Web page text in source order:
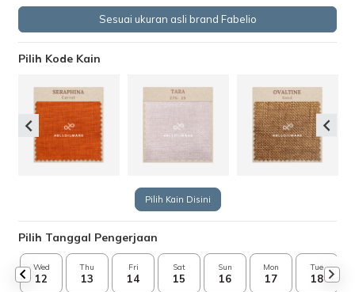
Sesuai ukuran asli brand Fabelio
Pilih Kode Kain
Pilih Kain Disini
Pilih Tanggal Pengerjaan
Wed
12
Thu
13
Fri
14
Sat
15
Sun
16
Mon
17
Tue
18